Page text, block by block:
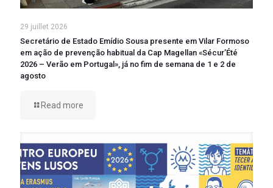
29 juillet 2026
Secretário de Estado Emídio Sousa presente em Vilar Formoso
em ação de prevenção habitual da Cap Magellan «Sécur’Été
2026 – Verão em Portugal», já no fim de semana de 1 e 2 de
agosto
Read more